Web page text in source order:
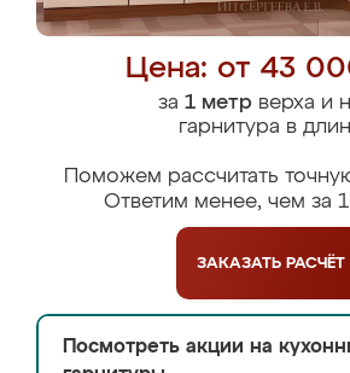
Цена: от 43
за 1 метрверха и
гарнитура в
Поможем рассчитать
Ответим менее, чем за
ЗАКАЗАТЬ РАСЧЁТ
Посмотреть акции на